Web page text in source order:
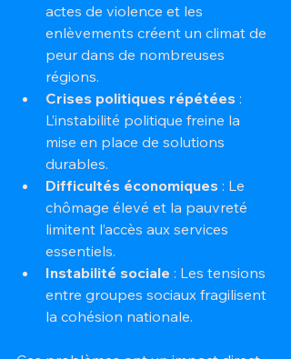
actes de violence et les
enlèvements créent un climat de
peur dans de nombreuses
régions.
Crises politiques répétées :
L’instabilité politique freine la
mise en place de solutions
durables.
Difficultés économiques : Le
chômage élevé et la pauvreté
limitent l’accès aux services
essentiels.
Instabilité sociale : Les tensions
entre groupes sociaux fragilisent
la cohésion nationale.